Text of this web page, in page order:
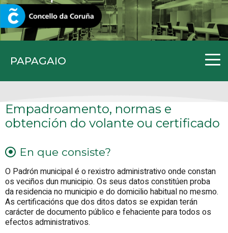
PAPAGAIO
CORUNA.GAL
Empadroamento, normas e
obtención do volante ou certificado
En que consiste?
O Padrón municipal é o rexistro administrativo onde constan
os veciños dun municipio. Os seus datos constitúen proba
da residencia no municipio e do domicilio habitual no mesmo.
As certificacións que dos ditos datos se expidan terán
carácter de documento público e fehaciente para todos os
efectos administrativos.